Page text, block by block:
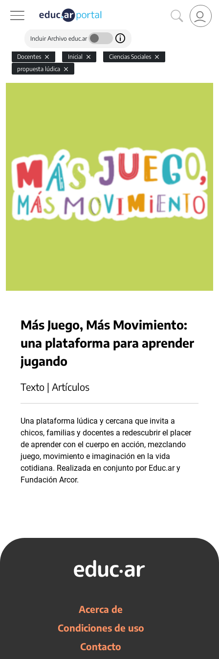
Incluir Archivo educ.ar
Docentes Inicial
Ciencias Sociales
propuesta lúdica
Más Juego, Más Movimiento:
una plataforma para aprender
jugando
Texto | Artículos
Una plataforma lúdica y cercana que invita a
chicos, familias y docentes a redescubrir el placer
de aprender con el cuerpo en acción, mezclando
juego, movimiento e imaginación en la vida
cotidiana. Realizada en conjunto por Educ.ar y
Fundación Arcor.
Acerca de
Condiciones de uso
Contacto